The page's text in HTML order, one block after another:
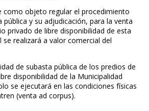
como objeto regular el procedimiento
pública y su adjudicación, para la venta
privado de libre disponibilidad de esta
se realizará a valor comercial del
de subasta pública de los predios de
disponibilidad de la Municipalidad
se ejecutará en las condiciones físicas
(venta ad corpus).